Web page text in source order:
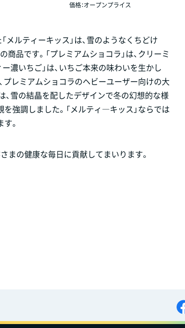
価格：オープンプライス
ルティーキッス」は、雪のようなくちどけ
品です。「プレミアムショコラ」は、クリーミ
濃いちご」は、いちご本来の味わいを生かし
プレミアムショコラのヘビーユーザー向けの大
雪の結晶を配したデザインで冬の幻想的な様
強調しました。「メルティ―キッス」ならでは
。
まの健康な毎日に貢献してまいります。